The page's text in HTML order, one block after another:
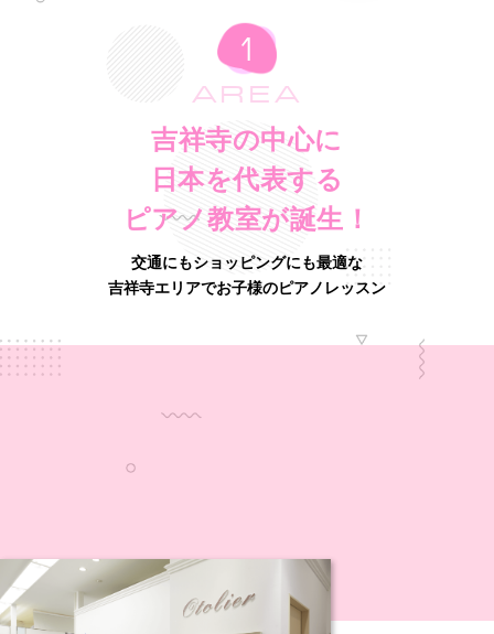
AREA
吉祥寺の中心に
日本を代表する
ピアノ教室が誕生！
交通にもショッピングにも最適な
吉祥寺エリアでお子様のピアノレッスン